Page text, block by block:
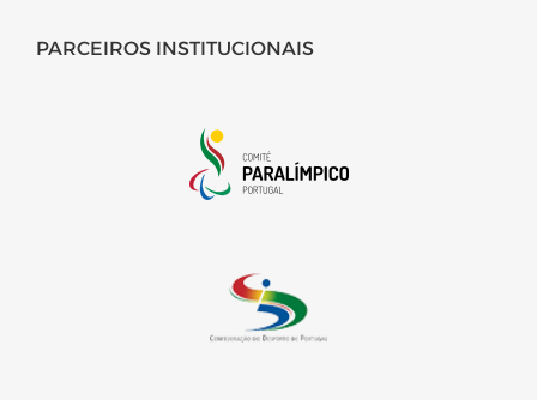
PARCEIROS INSTITUCIONAIS